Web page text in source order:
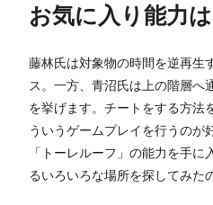
お気に入り能力は
藤林氏は対象物の時間を逆再生
ス。一方、青沼氏は上の階層へ
を挙げます。チートをする方法
ういうゲームプレイを行うのが
「トーレルーフ」の能力を手
るいろいろな場所を探してみた